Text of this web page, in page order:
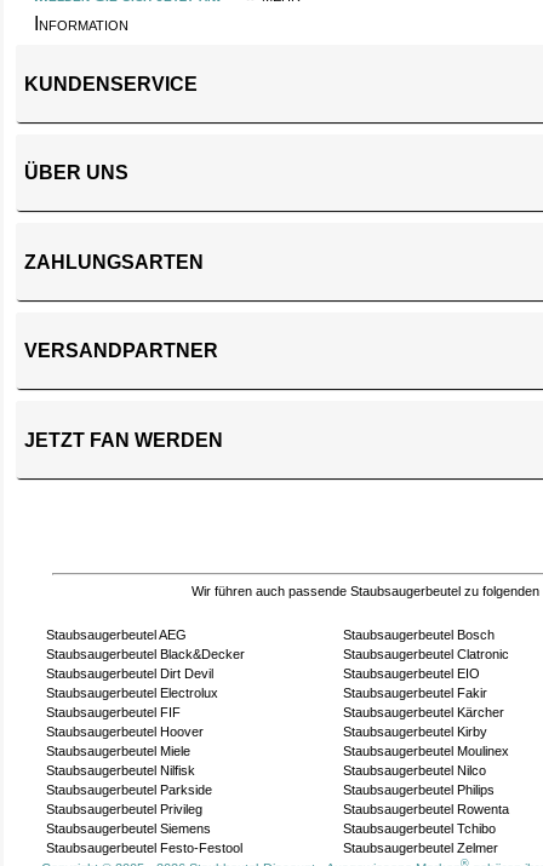
Information
KUNDENSERVICE
ÜBER UNS
ZAHLUNGSARTEN
VERSANDPARTNER
JETZT FAN WERDEN
Wir führen auch passende Staubsaugerbeutel zu folgenden
Staubsaugerbeutel AEG
Staubsaugerbeutel Bosch
Staubsaugerbeutel Black&Decker
Staubsaugerbeutel Clatronic
Staubsaugerbeutel Dirt Devil
Staubsaugerbeutel EIO
Staubsaugerbeutel Electrolux
Staubsaugerbeutel Fakir
Staubsaugerbeutel FIF
Staubsaugerbeutel Kärcher
Staubsaugerbeutel Hoover
Staubsaugerbeutel Kirby
Staubsaugerbeutel Miele
Staubsaugerbeutel Moulinex
Staubsaugerbeutel Nilfisk
Staubsaugerbeutel Nilco
Staubsaugerbeutel Parkside
Staubsaugerbeutel Philips
Staubsaugerbeutel Privileg
Staubsaugerbeutel Rowenta
Staubsaugerbeutel Siemens
Staubsaugerbeutel Tchibo
Staubsaugerbeutel Festo-Festool
Staubsaugerbeutel Zelmer
®